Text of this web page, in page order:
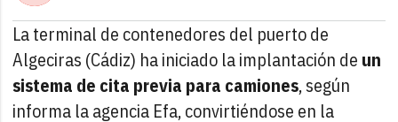
La terminal de contenedores del puerto de
Algeciras (Cádiz) ha iniciado la implantación de un
sistema de cita previa para camiones, según
informa la agencia Efa, convirtiéndose en la